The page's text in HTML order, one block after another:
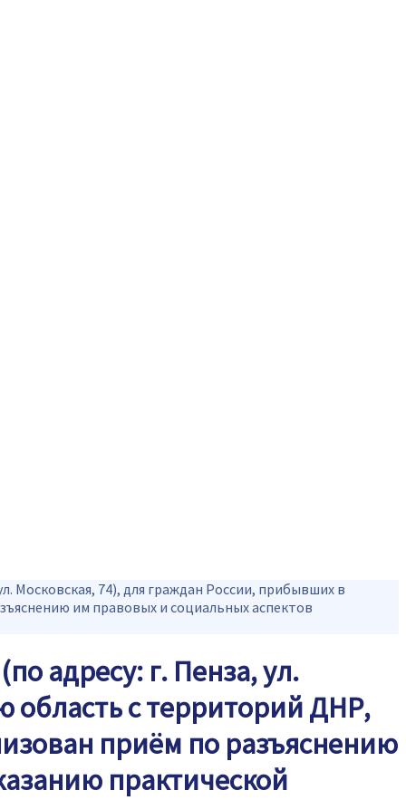
Московская, 74), для граждан России, прибывших в
им правовых и социальных аспектов
адресу: г. Пенза, ул.
область с территорий ДНР,
приём по разъяснению
практической